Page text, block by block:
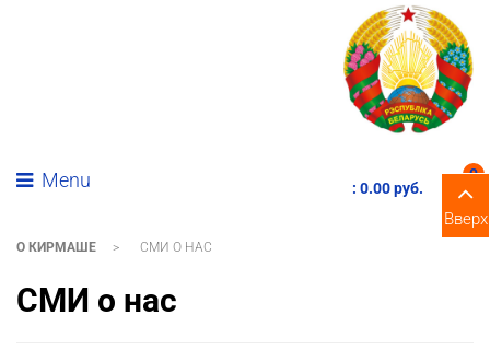
Menu
0
: 0.00 pуб.
О КИРМАШЕ > СМИ О НАС
СМИ о нас
Вверх